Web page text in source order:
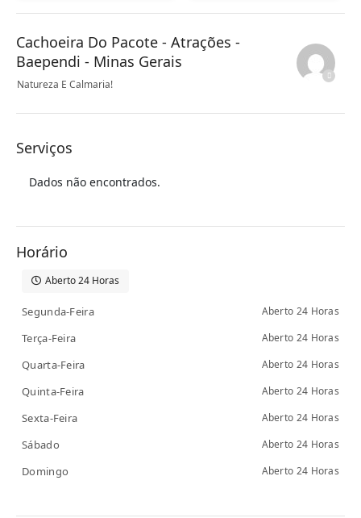
Cachoeira Do Pacote - Atrações -
Baependi - Minas Gerais
Natureza E Calmaria!
Serviços
Dados não encontrados.
Horário
Aberto 24 Horas
Segunda-Feira Aberto 24 Horas
Terça-Feira Aberto 24 Horas
Quarta-Feira Aberto 24 Horas
Quinta-Feira Aberto 24 Horas
Sexta-Feira Aberto 24 Horas
Sábado Aberto 24 Horas
Domingo Aberto 24 Horas